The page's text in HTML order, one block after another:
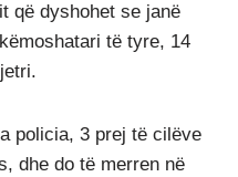
që dyshohet se janë
të tyre, 14
policia, 3 prej të cilëve
dhe do të merren në